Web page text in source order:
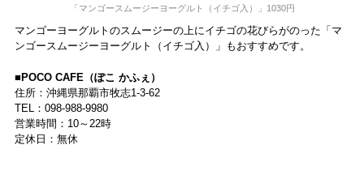
「マンゴースムージーヨーグルト（イチゴ入）」1030円
マンゴーヨーグルトのスムージーの上にイチゴの花びらがのった「マ
ンゴースムージーヨーグルト（イチゴ入）」もおすすめです。
■POCO CAFE（ぽこ かふぇ）
住所：沖縄県那覇市牧志1-3-62
TEL：098-988-9980
営業時間：10～22時
定休日：無休